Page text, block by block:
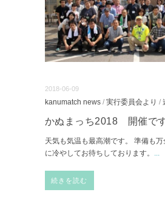
2018-06-09
kanumatch news / 実行委員会より /
かぬまっち2018 開催です
天気も気温も最高潮です。 準備も
に冷やしてお待ちしております。 ...
続きを読む